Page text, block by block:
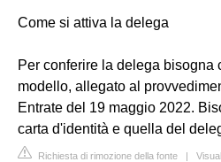
Come si attiva la delega
Per conferire la delega bisogna
modello, allegato al
Entrate del 19 maggio 2022.
carta d'identità e quella del
Richiesta di rimozione della fonte |